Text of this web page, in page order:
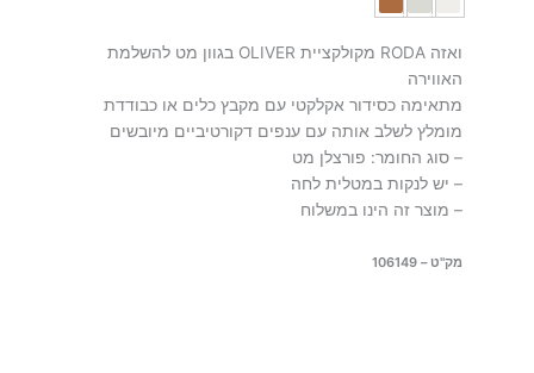
ואזה RODA מקולקציית OLIVER בגוון מט להשלמת
האווירה
מתאימה כסידור אקלקטי עם מקבץ כלים או כבודדת
מומלץ לשלב אותה עם ענפים דקורטיביים מיובשים
– סוג החומר: פורצלן מט
– יש לנקות במטלית לחה
– מוצר זה הינו במשלוח
מק"ט – 106149